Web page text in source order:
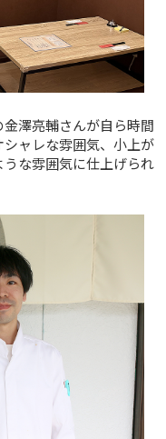
澤亮輔さんが自ら時間
ャレな雰囲気、小上が
な雰囲気に仕上げられ